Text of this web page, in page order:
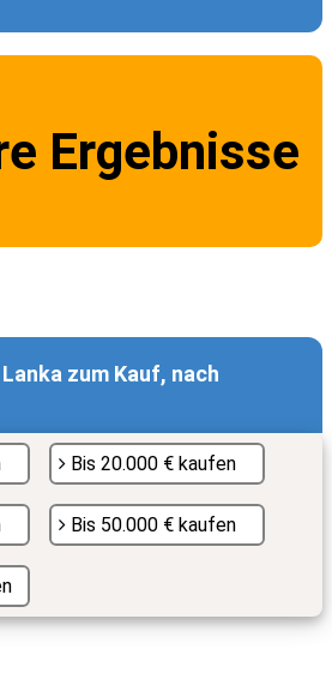
Ergebnisse
zum Kauf, nach
Bis 20.000 € kaufen
Bis 50.000 € kaufen